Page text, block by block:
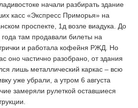
начали разбирать здание
касс «Экспресс Приморья» на
проспекте, 1д возле виадука. До
года там продавали билеты на
и работала кофейня РЖД. Но
оно частично разобрано, от здания
лишь металлический каркас – всю
уже убрали, а утром 6 августа
замеряли рулеткой оставшиеся